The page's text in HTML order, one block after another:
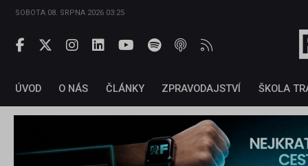
SOBOTA 08. SRPNA 2026 03:25
ÚVOD O NÁS ČLÁNKY ZPRAVODAJSTVÍ ŠKOLA